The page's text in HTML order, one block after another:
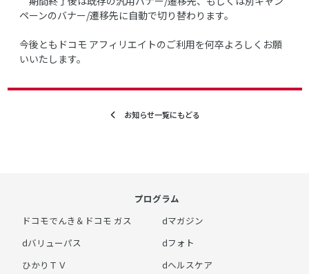
ペーンのバナー/遷移先に自動で切り替わります。
今後ともドコモ アフィリエイトのご利用を何卒よろしくお願
いいたします。
お知らせ一覧にもどる
プログラム
ドコモでんき＆ドコモ ガス
dバリューパス
ひかりＴＶ
dマガジン
dフォト
dヘルスケア